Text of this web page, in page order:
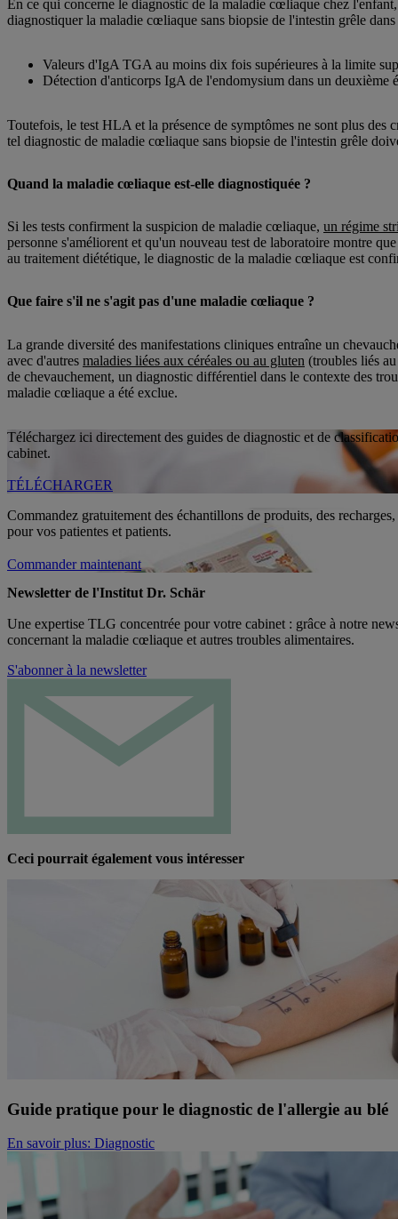
En ce qui concerne le diagnostic de la maladie cœliaque chez
diagnostiquer la maladie cœliaque sans biopsie de l'intestin grêle
Valeurs d'IgA TGA au moins dix fois supérieures à la limite
Détection d'anticorps IgA de l'endomysium dans un deuxième
Toutefois, le test HLA et la présence de symptômes ne sont plus des
tel diagnostic de maladie cœliaque sans biopsie de l'intestin grêle
Quand la maladie cœliaque est-elle diagnostiquée ?
Si les tests confirment la suspicion de maladie cœliaque, un régime
personne s'améliorent et qu'un nouveau test de laboratoire montre
au traitement diététique, le diagnostic de la maladie cœliaque est
Que faire s'il ne s'agit pas d'une maladie cœliaque ?
La grande diversité des manifestations cliniques entraîne un
avec d'autres maladies liées aux céréales ou au gluten (troubles liés
de chevauchement, un diagnostic différentiel dans le contexte des
maladie cœliaque a été exclue.
Téléchargez ici directement des guides de diagnostic et de
cabinet.
TÉLÉCHARGER
Commandez gratuitement des échantillons de produits, des
pour vos patientes et patients.
Commander maintenant
Newsletter de l'Institut Dr. Schär
Une expertise TLG concentrée pour votre cabinet : grâce à notre
concernant la maladie cœliaque et autres troubles alimentaires.
S'abonner à la newsletter
Ceci pourrait également vous intéresser
Guide pratique pour le diagnostic de l'allergie au blé
En savoir plus: Diagnostic